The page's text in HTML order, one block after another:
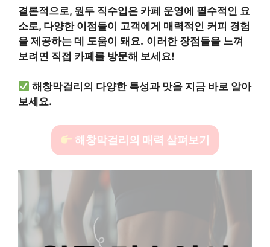
결론적으로, 원두 직수입은 카페 운영에 필수적인 요
소로, 다양한 이점들이 고객에게 매력적인 커피 경험
을 제공하는 데 도움이 돼요. 이러한 장점들을 느껴
보려면 직접 카페를 방문해 보세요!
해창막걸리의 다양한 특성과 맛을 지금 바로 알아
보세요.
해창막걸리의 매력 살펴보기